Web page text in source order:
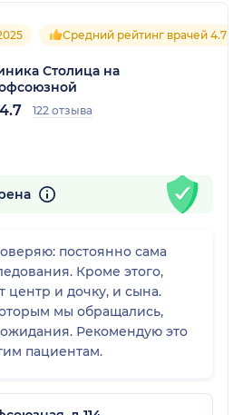
Средний рейтинг врачей 4.7
Столица на
4.7 122 отзыва
постоянно сама
Кроме этого,
центр и дочку, и сына.
мы обращались,
Рекомендую это
пациентам.